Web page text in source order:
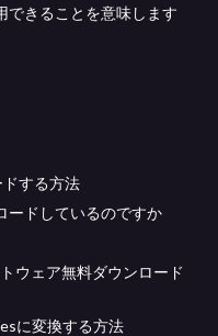
できることを意味します
する方法
ードしているのですか
ウェア無料ダウンロード
に変換する方法